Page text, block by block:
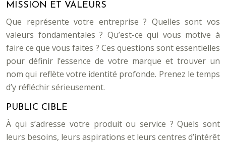
MISSION ET VALEURS
Que représente votre entreprise ? Quelles sont vos
valeurs fondamentales ? Qu’est-ce qui vous motive à
faire ce que vous faites ? Ces questions sont essentielles
pour définir l’essence de votre marque et trouver un
nom qui reflète votre identité profonde. Prenez le temps
d’y réfléchir sérieusement.
PUBLIC CIBLE
À qui s’adresse votre produit ou service ? Quels sont
leurs besoins, leurs aspirations et leurs centres d’intérêt